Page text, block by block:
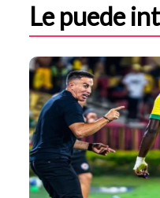
Le puede